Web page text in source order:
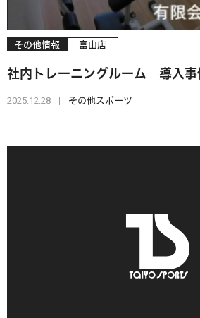
その他情報 富山店
社内トレーニングルーム 導入事
2025.12.28 その他スポーツ